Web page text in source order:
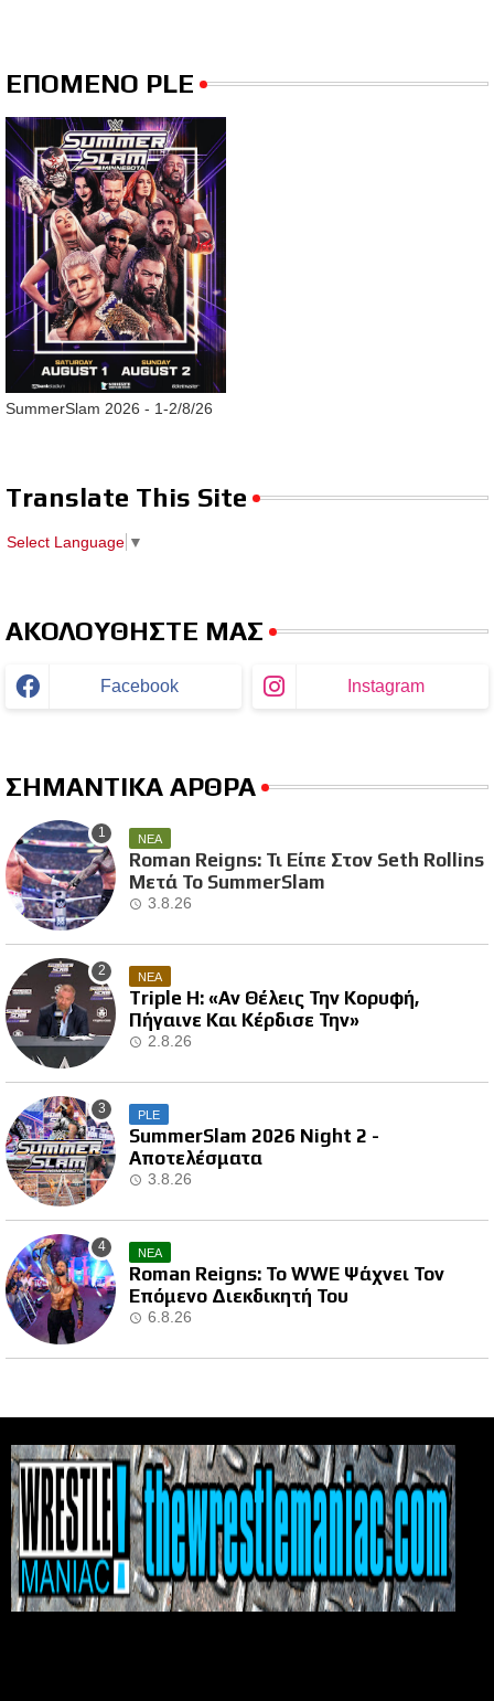
ΕΠΟΜΕΝΟ PLE
SummerSlam 2026 - 1-2/8/26
Translate This Site
Select Language ▼
ΑΚΟΛΟΥΘΗΣΤΕ ΜΑΣ
Facebook Instagram
ΣΗΜΑΝΤΙΚΑ ΑΡΘΡΑ
ΝΕΑ
Roman Reigns: Τι Είπε Στον Seth Rollins
Μετά Το SummerSlam
3.8.26
ΝΕΑ
Triple H: «Αν Θέλεις Την Κορυφή,
Πήγαινε Και Κέρδισε Την»
2.8.26
PLE
SummerSlam 2026 Night 2 -
Αποτελέσματα
3.8.26
ΝΕΑ
Roman Reigns: Το WWE Ψάχνει Τον
Επόμενο Διεκδικητή Του
6.8.26